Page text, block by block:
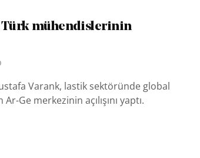
mühendislerinin
Varank, lastik sektöründe global
Ge merkezinin açılışını yaptı.